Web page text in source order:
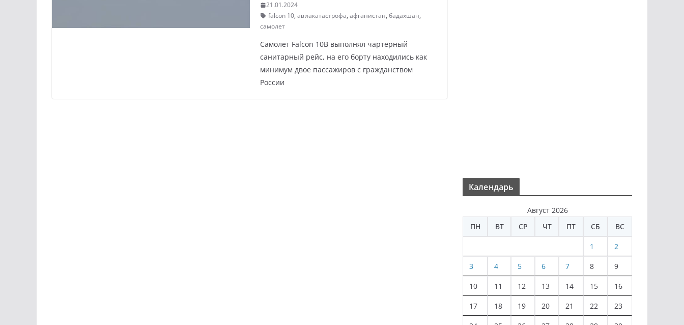
21.01.2024
falcon 10, авиакатастрофа, афганистан, бадахшан,
самолет
Самолет Falcon 10B выполнял чартерный
санитарный рейс, на его борту находились как
минимум двое пассажиров с гражданством
России
Календарь
Август 2026
ПН
ВТ СР ЧТ ПТ СБ ВС
1 2
3 4 5 6 7 8 9
10 11 12 13 14 15 16
17 18 19 20 21 22 23